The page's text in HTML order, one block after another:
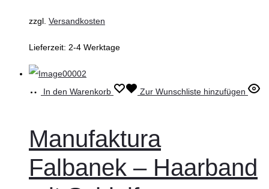
zzgl. Versandkosten
Lieferzeit: 2-4 Werktage
In den Warenkorb Zur Wunschliste hinzufügen
Manufaktura
Falbanek – Haarband